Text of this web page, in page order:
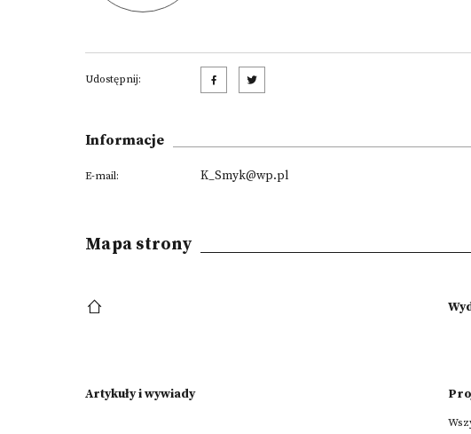
Udostępnij:
Informacje
E-mail: K_Smyk@wp.pl
Mapa strony
Artykuły i wywiady